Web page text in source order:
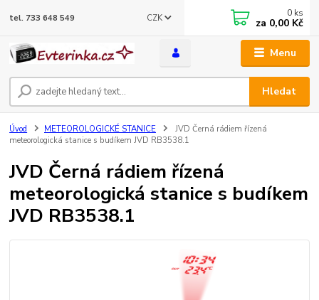
Menu
CZK
Hledat
tel. 733 648 549 0 ks
za 0,00 Kč
Úvod METEOROLOGICKÉ STANICE
JVD Černá rádiem řízená
meteorologická stanice s budíkem JVD RB3538.1
JVD Černá rádiem řízená
meteorologická stanice s budíkem
JVD RB3538.1